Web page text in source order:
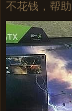
不花钱，帮